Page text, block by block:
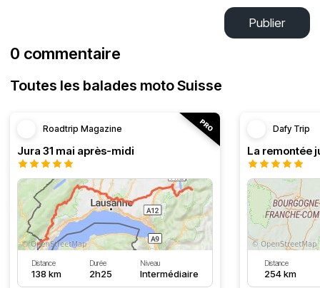
Publier
0 commentaire
Toutes les balades moto Suisse
Roadtrip Magazine
Jura 31 mai après-midi
Distance
138 km
Durée
2h25
Niveau
Intermédiaire
Dafy Trip
La remontée
Distance
254 km